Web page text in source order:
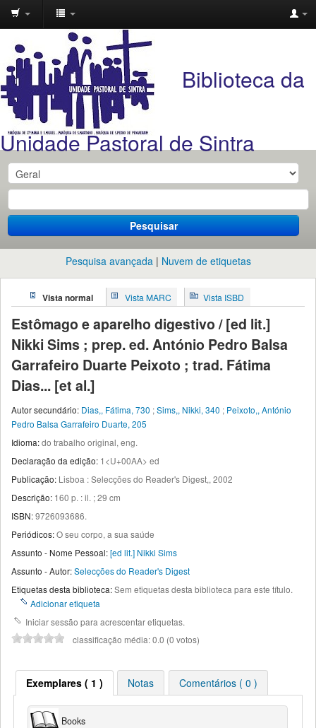
Unidade
Pastoral
de
Sintra
Biblioteca da
Unidade Pastoral de Sintra
Pesquisar
Pesquisa avançada Nuvem de etiquetas
Vista normal Vista MARC Vista ISBD
Estômago e aparelho digestivo / [ed lit.]
Nikki Sims ; prep. ed. António Pedro Balsa
Garrafeiro Duarte Peixoto ; trad. Fátima
Dias... [et al.]
Autor secundário: Dias,, Fátima, 730 ;Sims,, Nikki, 340 ; Peixoto,, António
Pedro Balsa Garrafeiro Duarte, 205
Idioma:do trabalho original, eng.
Declaração da edição: 1<U+00AA> ed
Publicação: Lisboa : Selecções do Reader's Digest,, 2002
Descrição: 160 p. : il. ; 29 cm
ISBN:9726093686.
Periódicos:O seu corpo, a sua saúde
Assunto - Nome Pessoal:[ed lit.] Nikki Sims
Assunto - Autor:Selecções do Reader's Digest
Etiquetas desta biblioteca:Sem etiquetas desta biblioteca para este título.
Adicionar etiqueta
Iniciar sessão para acrescentar etiquetas.
classificação média: 0.0 (0 votos)
Exemplares ( 1 ) Notas Comentários ( 0 )
Books